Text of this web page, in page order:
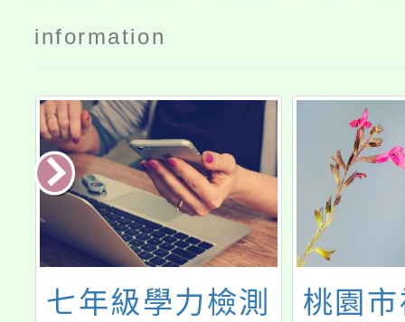
information
七年級學力檢測 桃園